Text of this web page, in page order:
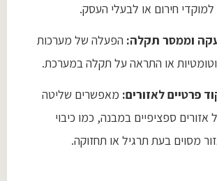
למוקדי חירום או לבעלי העסק.
וממסר תקלה: הפעלה של מערכות
או התראה על תקלה במערכת.
פרטיים לאזורים: מאפשרים שליטה
אזורים ספציפיים במבנה, כמו כיבוי
מסוים בעת תרגיל או תחזוקה.